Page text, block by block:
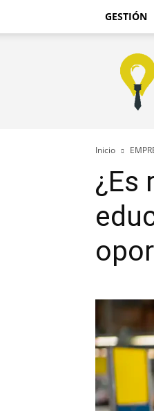
GESTIÓN
–
Portal
PYME
de
Inicio
¿Es